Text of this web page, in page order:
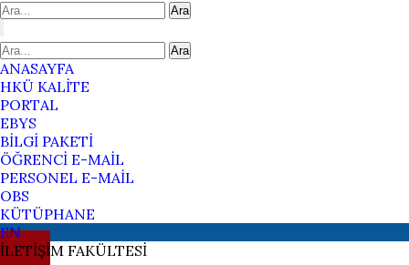
Ara
Ara
ANASAYFA
HKÜ KALİTE
PORTAL
EBYS
BİLGİ PAKETİ
ÖĞRENCİ E-MAİL
PERSONEL E-MAİL
OBS
KÜTÜPHANE
EN
İLETİŞİM FAKÜLTESİ